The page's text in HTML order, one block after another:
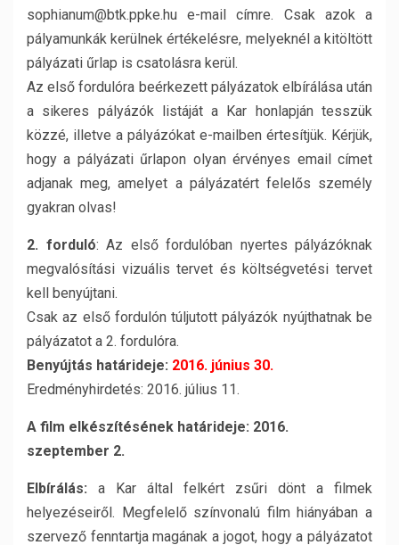
sophianum@btk.ppke.hu e-mail címre. Csak azok a
pályamunkák kerülnek értékelésre, melyeknél a kitöltött
pályázati űrlap is csatolásra kerül.
Az első fordulóra beérkezett pályázatok elbírálása után
a sikeres pályázók listáját a Kar honlapján tesszük
közzé, illetve a pályázókat e-mailben értesítjük. Kérjük,
hogy a pályázati űrlapon olyan érvényes email címet
adjanak meg, amelyet a pályázatért felelős személy
gyakran olvas!
2. forduló: Az első fordulóban nyertes pályázóknak
megvalósítási vizuális tervet és költségvetési tervet
kell benyújtani.
Csak az első fordulón túljutott pályázók nyújthatnak be
pályázatot a 2. fordulóra.
Benyújtás határideje: 2016. június 30.
Eredményhirdetés: 2016. július 11.
A film elkészítésének határideje: 2016.
szeptember 2.
Elbírálás: a Kar által felkért zsűri dönt a filmek
helyezéseiről. Megfelelő színvonalú film hiányában a
szervező fenntartja magának a jogot, hogy a pályázatot